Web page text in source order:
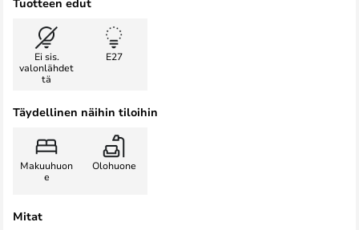
Ei sis.
valonlähdet
tä
E27
Täydellinen näihin tiloihin
Makuuhuon
e
Olohuone
Mitat